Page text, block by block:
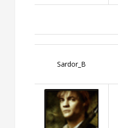
Sardor_B